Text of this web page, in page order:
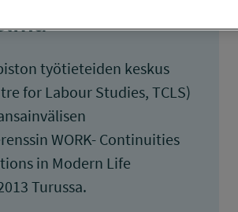
työtieteiden keskus
for Labour Studies, TCLS)
WORK- Continuities
in Modern Life
Turussa.